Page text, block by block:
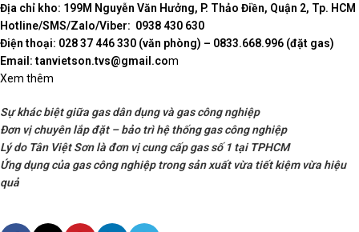
Địa chỉ kho: 199M Nguyễn Văn Hưởng, P. Thảo Điền, Quận 2, Tp. HCM
Hotline/SMS/Zalo/Viber: 0938 430 630
Điện thoại: 028 37 446 330 (văn phòng) – 0833.668.996 (đặt gas)
Email: tanvietson.tvs@gmail.com
Xem thêm
Sự khác biệt giữa gas dân dụng và gas công nghiệp
Đơn vị chuyên lắp đặt – bảo trì hệ thống gas công nghiệp
Lý do Tân Việt Sơn là đơn vị cung cấp gas số 1 tại TPHCM
Ứng dụng của gas công nghiệp trong sản xuất vừa tiết kiệm vừa hiệu
quả